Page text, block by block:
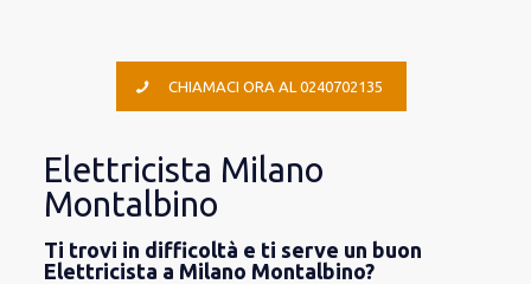
CHIAMACI ORA AL 0240702135
Elettricista Milano
Montalbino
Ti trovi in difficoltà e ti serve un buon
Elettricista a Milano Montalbino?